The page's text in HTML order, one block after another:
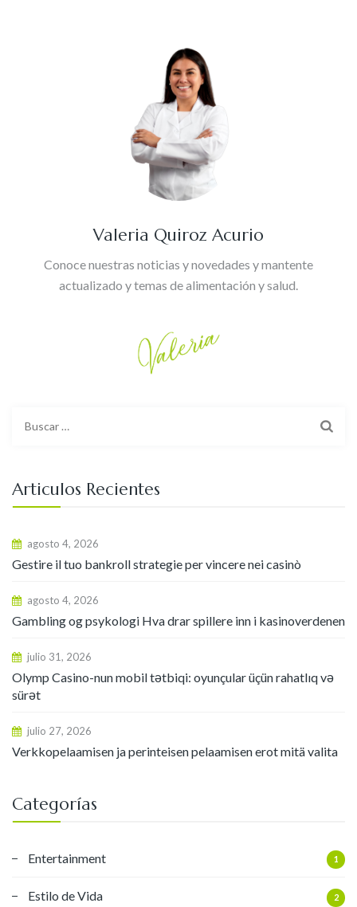
Valeria Quiroz Acurio
Conoce nuestras noticias y novedades y mantente
actualizado y temas de alimentación y salud.
Articulos Recientes
agosto 4, 2026
Gestire il tuo bankroll strategie per vincere nei casinò
agosto 4, 2026
Gambling og psykologi Hva drar spillere inn i kasinoverdenen
julio 31, 2026
Olymp Casino-nun mobil tətbiqi: oyunçular üçün rahatlıq və
sürət
julio 27, 2026
Verkkopelaamisen ja perinteisen pelaamisen erot mitä valita
Categorías
Entertainment 1
Estilo de Vida 2